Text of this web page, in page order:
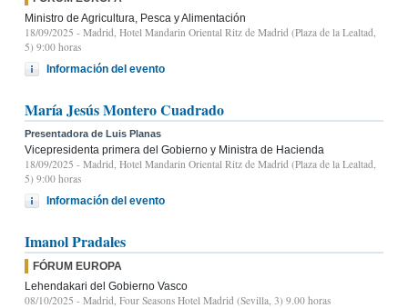
Ministro de Agricultura, Pesca y Alimentación
18/09/2025 - Madrid, Hotel Mandarin Oriental Ritz de Madrid (Plaza de la Lealtad,
5) 9:00 horas
Información del evento
María Jesús Montero Cuadrado
Presentadora de Luis Planas
Vicepresidenta primera del Gobierno y Ministra de Hacienda
18/09/2025 - Madrid, Hotel Mandarin Oriental Ritz de Madrid (Plaza de la Lealtad,
5) 9:00 horas
Información del evento
Imanol Pradales
FÓRUM EUROPA
Lehendakari del Gobierno Vasco
08/10/2025 - Madrid, Four Seasons Hotel Madrid (Sevilla, 3) 9.00 horas